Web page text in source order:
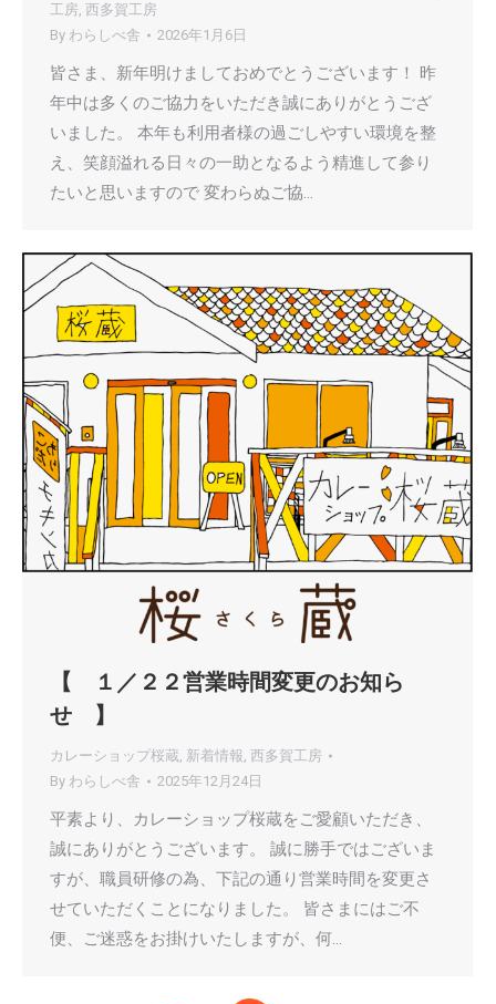
工房, 西多賀工房
By わらしべ舎 2026年1月6日
皆さま、新年明けましておめでとうございます！ 昨
年中は多くのご協力をいただき誠にありがとうござ
いました。 本年も利用者様の過ごしやすい環境を整
え、笑顔溢れる日々の一助となるよう精進して参り
たいと思いますので 変わらぬご協…
【 １／２２営業時間変更のお知ら
せ 】
カレーショップ桜蔵, 新着情報, 西多賀工房
By わらしべ舎 2025年12月24日
平素より、カレーショップ桜蔵をご愛顧いただき、
誠にありがとうございます。 誠に勝手ではございま
すが、職員研修の為、下記の通り営業時間を変更さ
せていただくことになりました。 皆さまにはご不
便、ご迷惑をお掛けいたしますが、何…